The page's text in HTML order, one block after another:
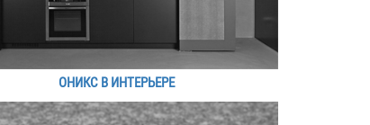
ОНИКС В ИНТЕРЬЕРЕ